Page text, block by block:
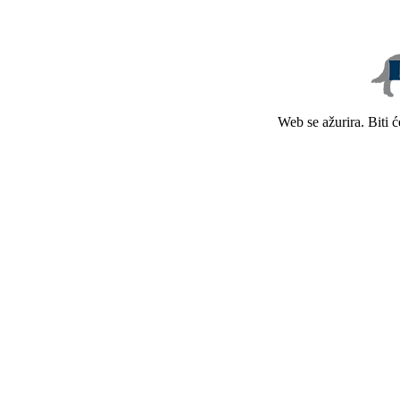
Web se ažurira. Biti